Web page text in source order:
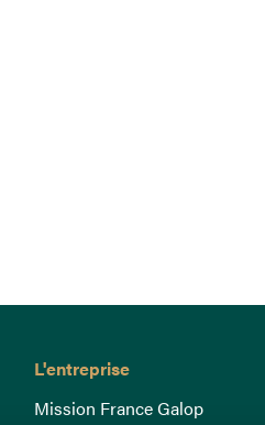
L'entreprise
Mission France Galop